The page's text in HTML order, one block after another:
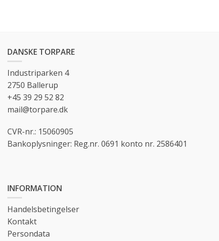
DANSKE TORPARE
Industriparken 4
2750 Ballerup
+45 39 29 52 82
mail@torpare.dk
CVR-nr.: 15060905
Bankoplysninger: Reg.nr. 0691 konto nr. 2586401
INFORMATION
Handelsbetingelser
Kontakt
Persondata